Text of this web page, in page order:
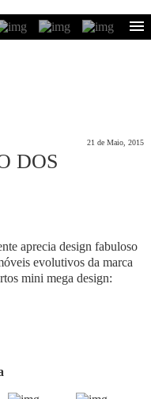
21 de Maio, 2015
DOS
aprecia design fabuloso
evolutivos da marca
mini mega design: